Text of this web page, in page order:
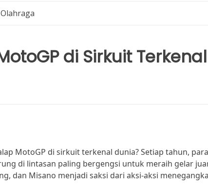
di Sirkuit Terkenal
MotoGP di sirkuit terkenal dunia? Setiap tahun, para
di lintasan paling bergengsi untuk meraih gelar
dan Misano menjadi saksi dari aksi-aksi